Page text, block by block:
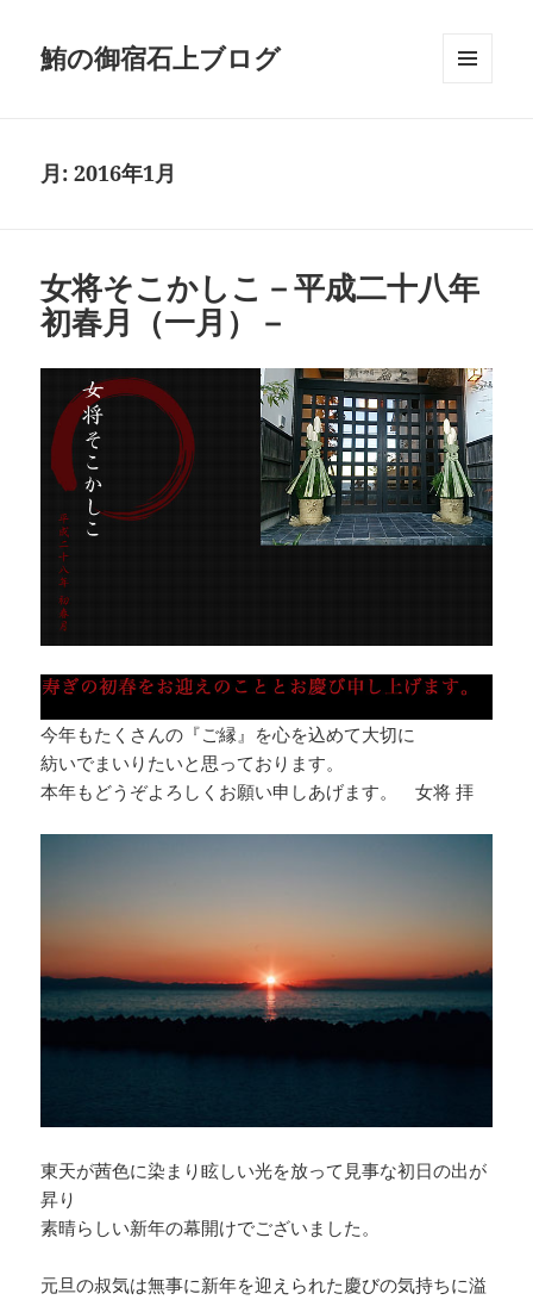
鮪の御宿石上ブログ
月:2016年1月
女将そこかしこ－平成二十八年
初春月（一月）－
今年もたくさんの『ご縁』を心を込めて大切に
紡いでまいりたいと思っております。
本年もどうぞよろしくお願い申しあげます。 女将 拝
東天が茜色に染まり眩しい光を放って見事な初日の出が
昇り
素晴らしい新年の幕開けでございました。
元旦の叔気は無事に新年を迎えられた慶びの気持ちに溢